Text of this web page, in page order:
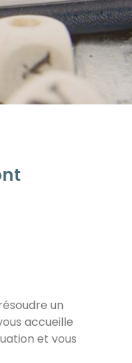
un
accueille
et vous